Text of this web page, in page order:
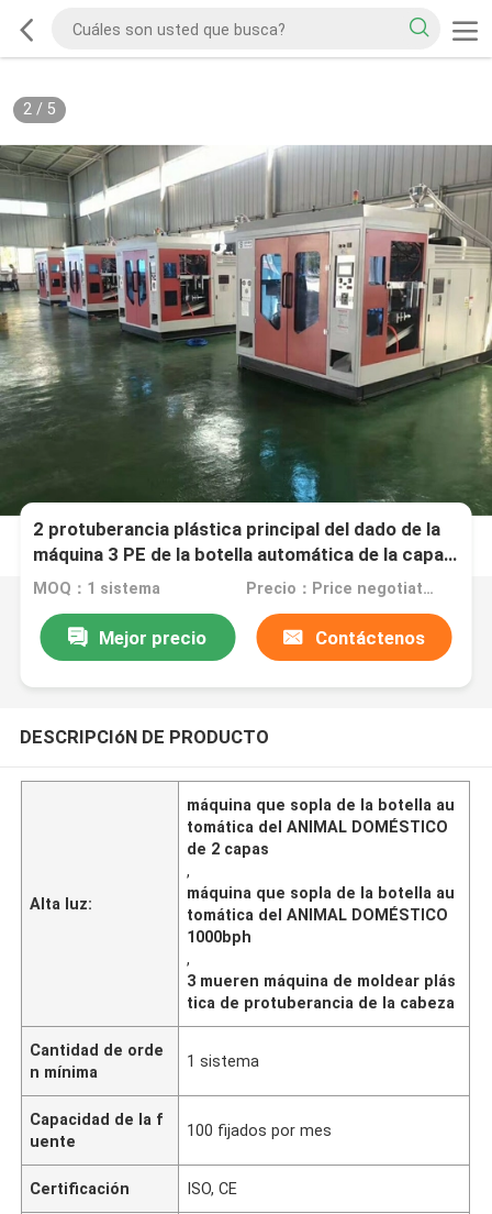
2/ 5
2 protuberancia plástica principal del dado de la
máquina 3 PE de la botella automática de la capa
que sopla
MOQ：1 sistema Precio：Price negotiation.
Mejor precio Contáctenos
DESCRIPCIóN DE PRODUCTO
Alta luz:
máquina que sopla de la botella au
tomática del ANIMAL DOMÉSTICO
de 2 capas
,
máquina que sopla de la botella au
tomática del ANIMAL DOMÉSTICO
1000bph
,
3 mueren máquina de moldear plás
tica de protuberancia de la cabeza
Cantidad de orde
n mínima
1 sistema
Capacidad de la f
uente
100 fijados por mes
Certificación ISO, CE